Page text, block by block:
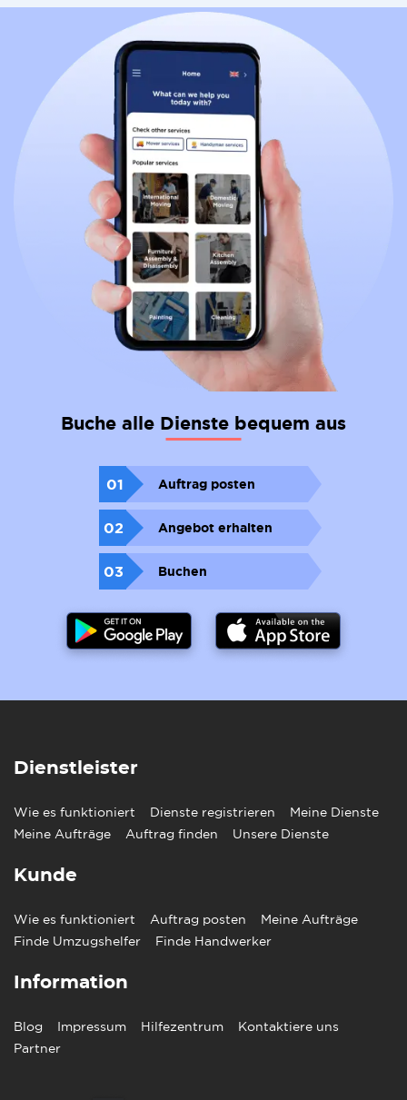
Buche alle Dienste bequem aus
01 Auftrag posten
02 Angebot erhalten
03 Buchen
Dienstleister
Wie es funktioniert Dienste registrieren
Meine Dienste
Meine Aufträge
Auftrag finden Unsere Dienste
Kunde
Wie es funktioniert Auftrag posten
Meine Aufträge
Finde Umzugshelfer
Finde Handwerker
Information
Blog Impressum Hilfezentrum
Kontaktiere uns
Partner